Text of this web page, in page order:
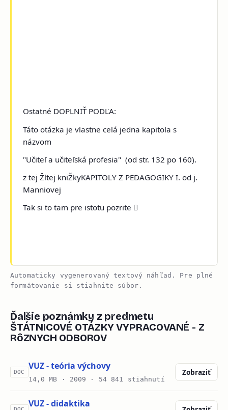
Ostatné DOPLNIŤPODĽA:
Táto otázka je vlastne celá jedna kapitola s
názvom
"Učiteľa učiteľská profesia" (od str. 132 po 160).
z tejŽltej kniŽkyKAPITOLY Z PEDAGOGIKY I. od j.
Manniovej
Tak si to tam pre istotu pozrite 
Automaticky vygenerovaný textový náhľad. Pre plné
formátovanie si stiahnite súbor.
Ďalšie poznámky z predmetu
ŠTÁTNICOVÉ OTÁZKY VYPRACOVANÉ - Z
RôZNYCH ODBOROV
DOC
VUZ - teória výchovy
14,0 MB · 2009 · 54 841 stiahnutí
Zobraziť
VUZ - didaktika